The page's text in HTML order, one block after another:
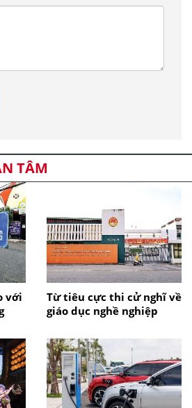
TÂM
với
Từ tiêu cực thi cử nghĩ về
giáo dục nghề nghiệp